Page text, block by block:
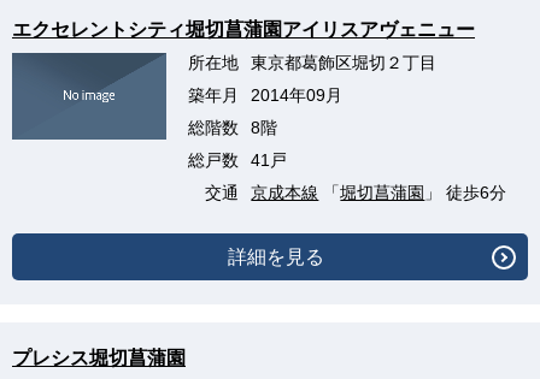
エクセレントシティ堀切菖蒲園アイリスアヴェニュー
所在地
東京都葛飾区堀切２丁目
築年月
2014年09月
総階数
8階
総戸数
41戸
交通
京成本線 「堀切菖蒲園 」 徒歩6分
詳細を見る
プレシス堀切菖蒲園